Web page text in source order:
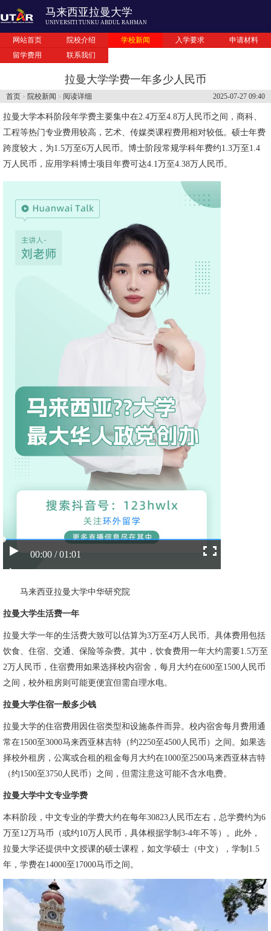
马来西亚拉曼大学
UNIVERSITI TUNKU ABDUL RAHMAN
网站首页 院校介绍 学校新闻 入学要求
申请材料
留学费用
联系我们
拉曼大学学费一年多少人民币
2025-07-27 09:40
首页 > 院校新闻 > 阅读详细
拉曼大学本科阶段年学费主要集中在2.4万至4.8万人民币之间，商科、
工程等热门专业费用较高，艺术、传媒类课程费用相对较低。硕士年费
跨度较大，为1.5万至6万人民币。博士阶段常规学科年费约1.3万至1.4
万人民币，应用学科博士项目年费可达4.1万至4.38万人民币。
00:00 / 01:01
马来西亚拉曼大学中华研究院
拉曼大学生活费一年
拉曼大学一年的生活费大致可以估算为3万至4万人民币。具体费用包括
饮食、住宿、交通、保险等杂费。其中，饮食费用一年大约需要1.5万至
2万人民币，住宿费用如果选择校内宿舍，每月大约在600至1500人民币
之间，校外租房则可能更便宜但需自理水电。
拉曼大学住宿一般多少钱
拉曼大学的住宿费用因住宿类型和设施条件而异。校内宿舍每月费用通
常在1500至3000马来西亚林吉特（约2250至4500人民币）之间。如果选
择校外租房，公寓或合租的租金每月大约在1000至2500马来西亚林吉特
（约1500至3750人民币）之间，但需注意这可能不含水电费。
拉曼大学中文专业学费
本科阶段，中文专业的学费大约在每年30823人民币左右，总学费约为6
万至12万马币（或约10万人民币，具体根据学制3-4年不等）。此外，
拉曼大学还提供中文授课的硕士课程，如文学硕士（中文），学制1.5
年，学费在14000至17000马币之间。